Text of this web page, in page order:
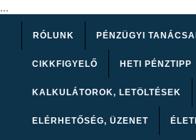
...
RÓLUNK PÉNZÜGYI
CIKKFIGYELŐ HETI PÉNZTIPP
KALKULÁTOROK, LETÖLTÉSEK
ELÉRHETŐSÉG, ÜZENET